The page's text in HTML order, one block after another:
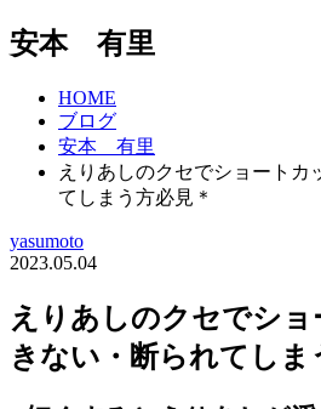
安本 有里
HOME
ブログ
安本 有里
えりあしのクセでショートカ
てしまう方必見＊
yasumoto
2023.05.04
えりあしのクセでシ
きない・断られてしま